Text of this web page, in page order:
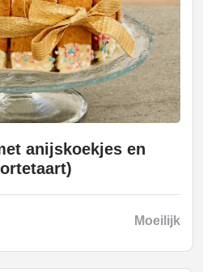
anijskoekjes en
Moeilijk